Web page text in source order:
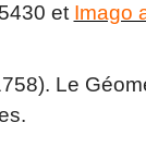
et Imago
Le